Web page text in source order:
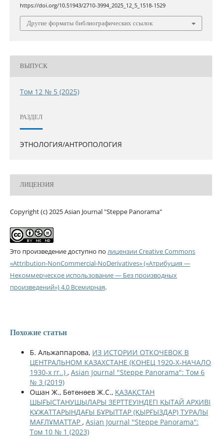
https://doi.org/10.51943/2710-3994_2025_12_5_1518-1529
Другие форматы библиографических ссылок
ВЫПУСК
Том 12 № 5 (2025)
РАЗДЕЛ
ЭТНОЛОГИЯ/АНТРОПОЛОГИЯ
ЛИЦЕНЗИЯ
Copyright (c) 2025 Asian Journal "Steppe Panorama"
Это произведение доступно по лицензии Creative Commons
«Attribution-NonCommercial-NoDerivatives» («Атрибуция —
Некоммерческое использование — Без производных
произведений») 4.0 Всемирная.
Похожие статьи
Б. Альжаппарова, ИЗ ИСТОРИИ ОТКОЧЕВОК В
ЦЕНТРАЛЬНОМ КАЗАХСТАНЕ (КОНЕЦ 1920-Х-НАЧАЛО
1930-х гг..) , Asian Journal "Steppe Panorama": Том 6
№ 3 (2019)
Ошан Ж., Бөтөнөев Ж.С., ҚАЗАҚСТАН
ШЫҒЫСТАНУШЫЛАРЫ ЗЕРТТЕУІНДЕГІ ҚЫТАЙ АРХИВІ
ҚҰЖАТТАРЫНДАҒЫ БҰРЫТТАР (ҚЫРҒЫЗДАР) ТУРАЛЫ
МАҒЛҰМАТТАР , Asian Journal "Steppe Panorama":
Том 10 № 1 (2023)